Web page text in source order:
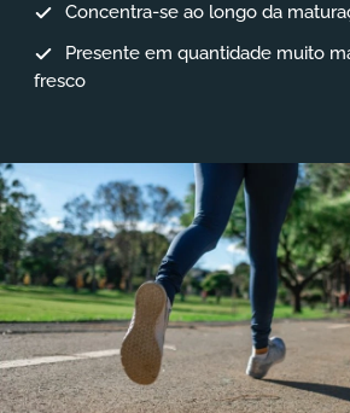
Concentra-se ao longo da
Presente em quantidade muito
fresco